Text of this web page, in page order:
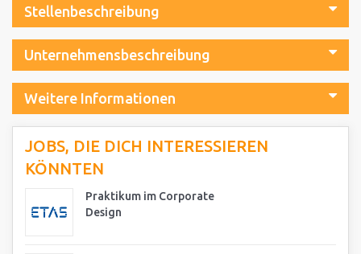
Stellenbeschreibung
Unternehmensbeschreibung
Weitere Informationen
JOBS, DIE DICH INTERESSIEREN
KÖNNTEN
Praktikum im Corporate
Design